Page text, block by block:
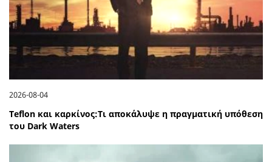
2026-08-04
Teflon και καρκίνος:Τι αποκάλυψε η πραγματική υπόθεση
του Dark Waters